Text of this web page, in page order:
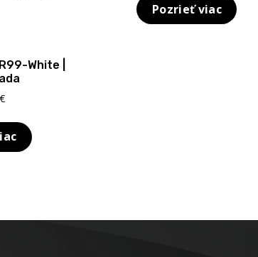
White |
€
Pozrieť viac